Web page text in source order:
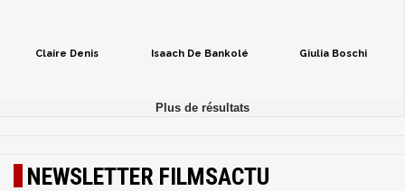
Claire Denis Isaach De Bankolé Giulia Boschi
NEWSLETTER FILMSACTU